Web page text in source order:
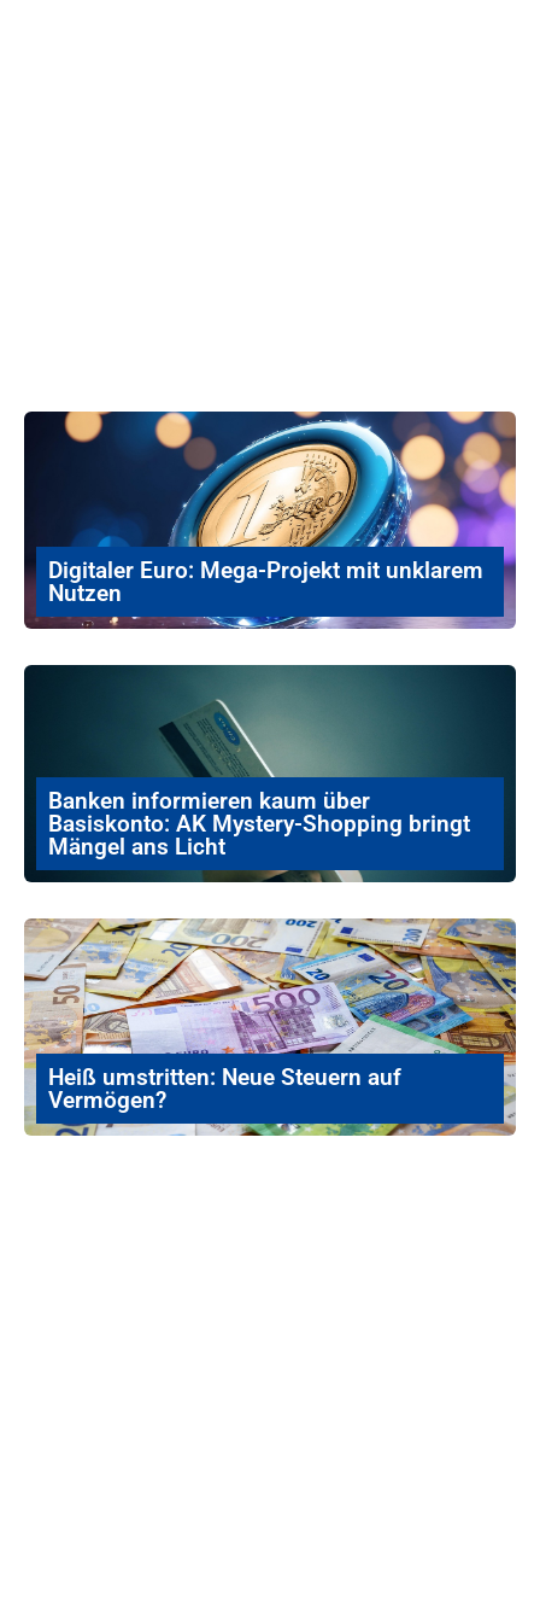
Digitaler Euro: Mega-Projekt mit unklarem
Nutzen
Banken informieren kaum über
Basiskonto: AK Mystery-Shopping bringt
Mängel ans Licht
Heiß umstritten: Neue Steuern auf
Vermögen?